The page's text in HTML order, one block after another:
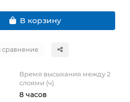
В корзину
сравнение
Время высыхания между 2
слоями (ч)
8 часов